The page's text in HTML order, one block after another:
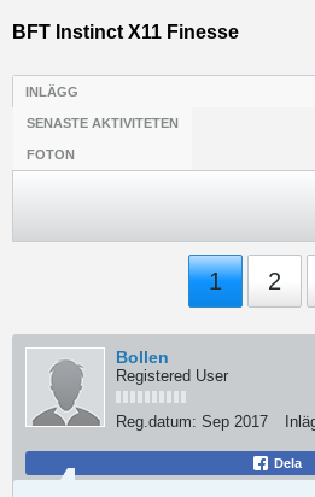
BFT Instinct X11 Finesse
INLÄGG
SENASTE AKTIVITETEN
FOTON
1 2
Bollen
Registered User
Reg.datum: Sep 2017
Dela